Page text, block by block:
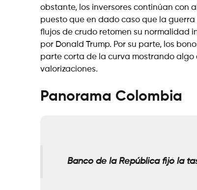
obstante, los inversores continúan con
puesto que en dado caso que la
flujos de crudo retomen su normalidad
por Donald Trump. Por su parte, los
parte corta de la curva mostrando algo
valorizaciones.
Panorama Colombia
Banco de la República fijó la